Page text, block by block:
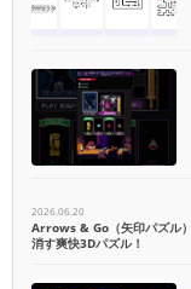
2026.06.20
Arrows & Go（矢印パズル
消す爽快3Dパズル！